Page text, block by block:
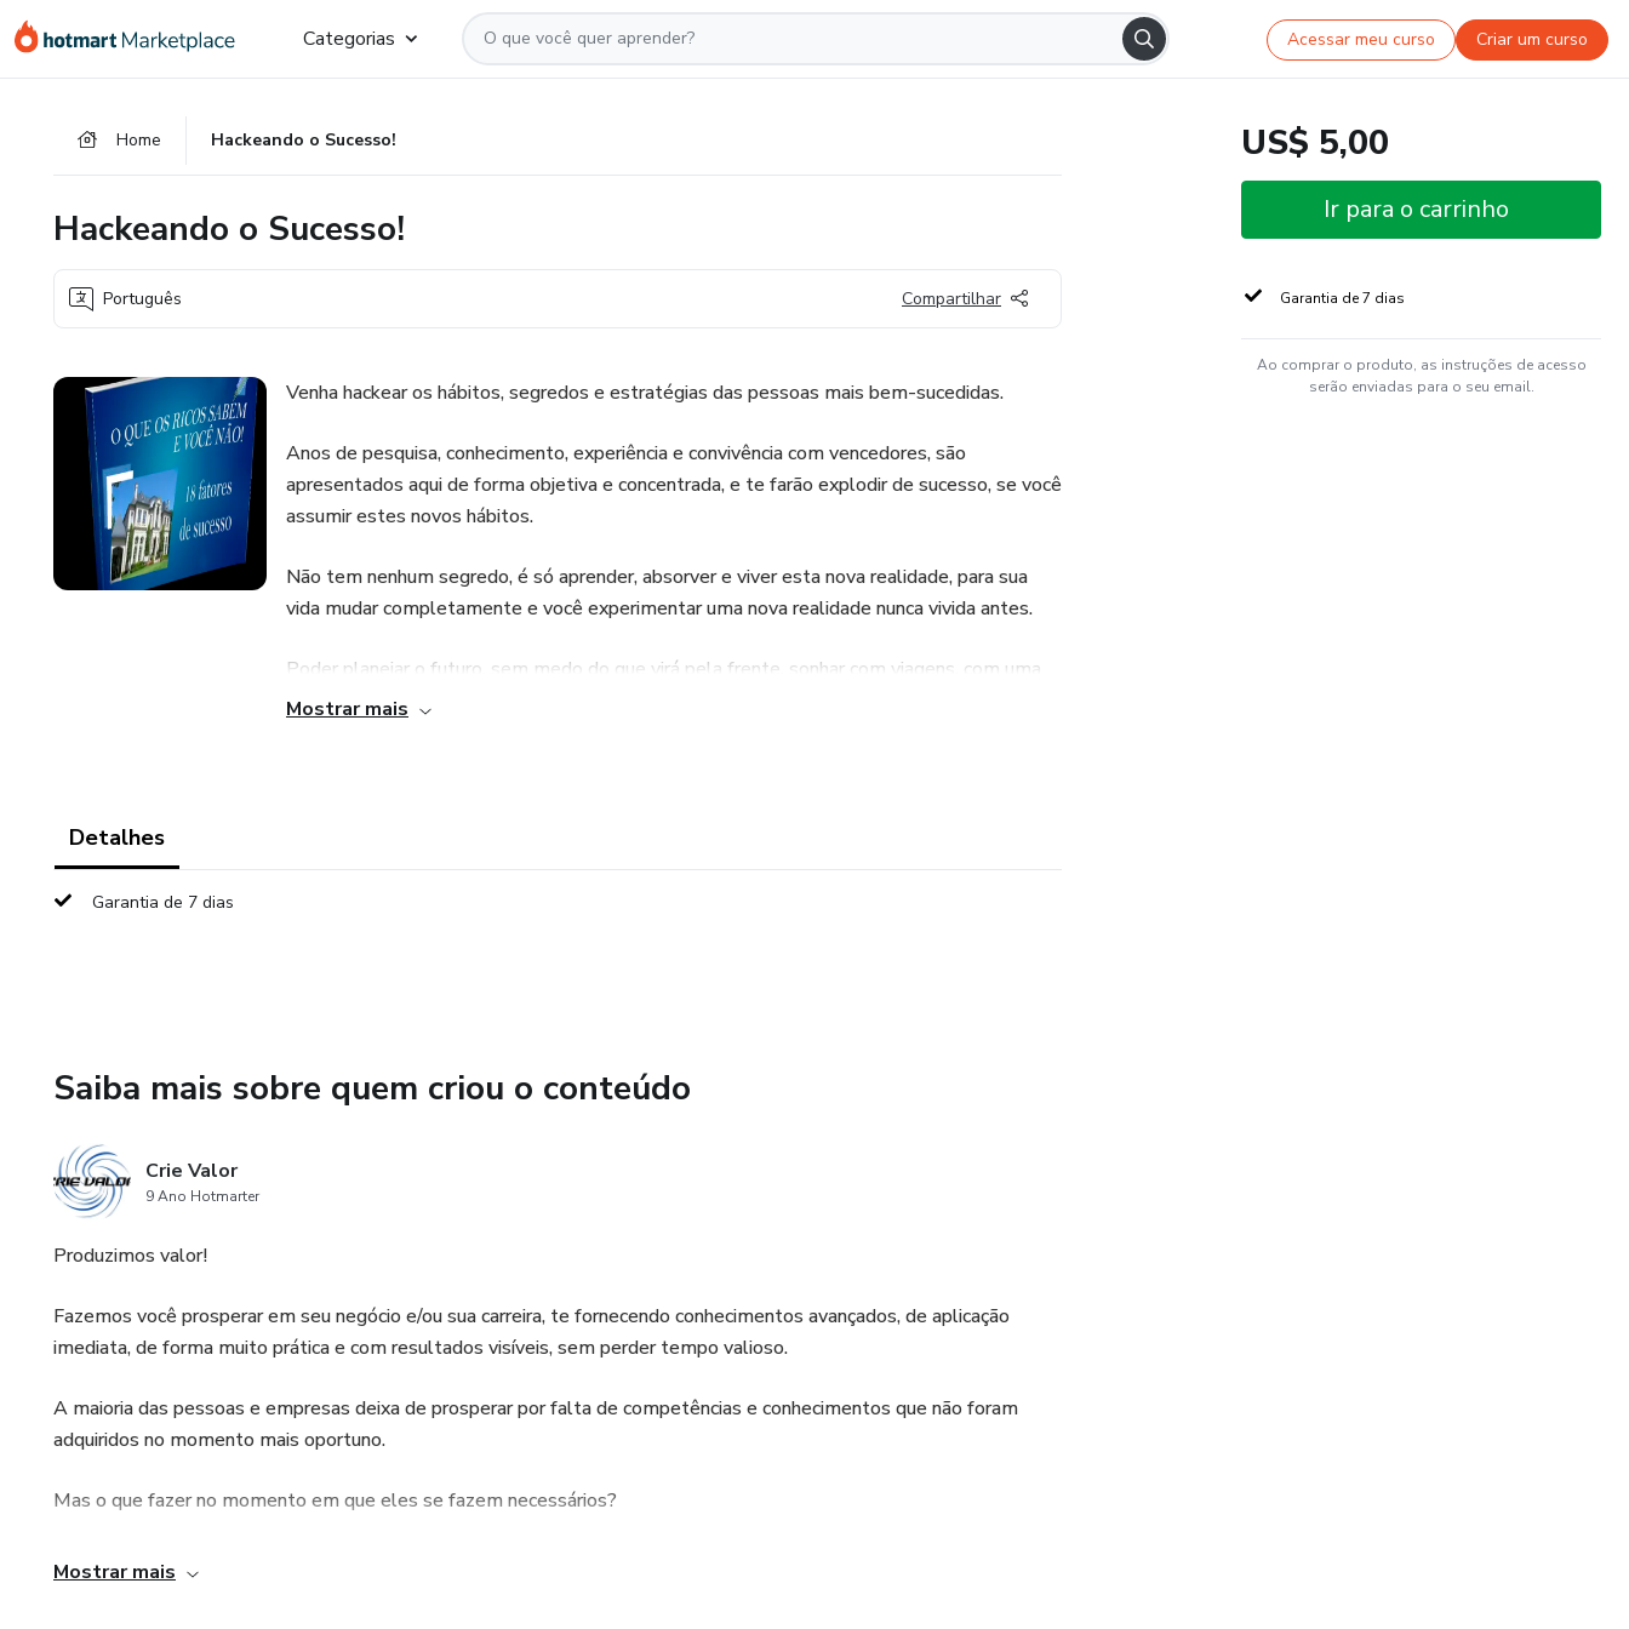
para
para
para
Categorias Acessar meu curso Criar um curso
Home Hackeando o Sucesso!
Hackeando o Sucesso!
Português Compartilhar
Venha hackear os hábitos, segredos e estratégias das pessoas mais bem-sucedidas.
Anos de pesquisa, conhecimento, experiência e convivência com vencedores, são
apresentados aqui de forma objetiva e concentrada, e te farão explodir de sucesso, se você
assumir estes novos hábitos.
Não tem nenhum segredo, é só aprender, absorver e viver esta nova realidade, para sua
vida mudar completamente e você experimentar uma nova realidade nunca vivida antes.
Poder planejar o futuro, sem medo do que virá pela frente, sonhar com viagens, com uma
casa dos sonhos, boas escolas para os filhos, uma aposentadoria feliz e tranquila, enfim,
Mostrar mais
Detalhes
Garantia de 7 dias
Saiba mais sobre quem criou o conteúdo
Crie Valor
9 Ano Hotmarter
Produzimos valor!
Fazemos você prosperar em seu negócio e/ou sua carreira, te fornecendo conhecimentos avançados, de aplicação
imediata, de forma muito prática e com resultados visíveis, sem perder tempo valioso.
A maioria das pessoas e empresas deixa de prosperar por falta de competências e conhecimentos que não foram
adquiridos no momento mais oportuno.
Mas o que fazer no momento em que eles se fazem necessários?
Te proporcionamos obter tais conhecimentos práticos de forma rápida e efetiva.
Mostrar mais
US$ 5,00
Ir para o carrinho
Garantia de 7 dias
Ao comprar o produto, as instruções de acesso
serão enviadas para o seu email.